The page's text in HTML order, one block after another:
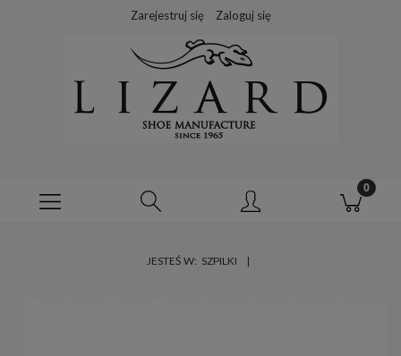
Zarejestruj się Zaloguj się
JESTEŚ W: SZPILKI